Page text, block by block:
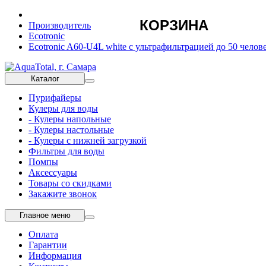
Производитель
Ecotronic
Ecotronic A60-U4L white с ультрафильтрацией до 50
Каталог
Пурифайеры
Кулеры для воды
- Кулеры напольные
- Кулеры настольные
- Кулеры с нижней загрузкой
Фильтры для воды
Помпы
Аксессуары
Товары со скидками
Закажите звонок
Главное меню
Оплата
Гарантии
Информация
КОРЗИНА